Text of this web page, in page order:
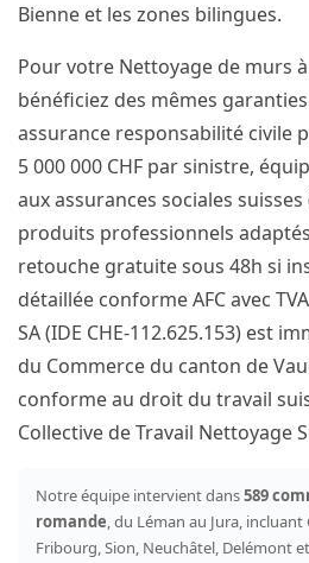
Bienne et les zones bilingues.
Pour votre Nettoyage de murs
bénéficiez des mêmes
assurance responsabilité civile
5 000 000 CHF par sinistre,
aux assurances sociales suisses
produits professionnels
retouche gratuite sous 48h si
détaillée conforme AFC avec
SA (IDE CHE-112.625.153) est
du Commerce du canton de
conforme au droit du travail
Collective de Travail Nettoyage
Notre équipe intervient dans589
romande, du Léman au Jura, incluant
Fribourg, Sion, Neuchâtel, Delémont